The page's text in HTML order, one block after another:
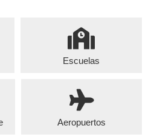
Escuelas
Aeropuertos